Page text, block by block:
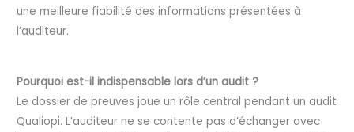
une meilleure fiabilité des informations présentées à
l’auditeur.
Pourquoi est-il indispensable lors d’un audit ?
Le dossier de preuves joue un rôle central pendant un audit
Qualiopi. L’auditeur ne se contente pas d’échanger avec